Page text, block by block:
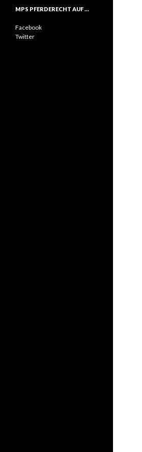
MPS PFERDERECHT AUF …
Facebook
Twitter